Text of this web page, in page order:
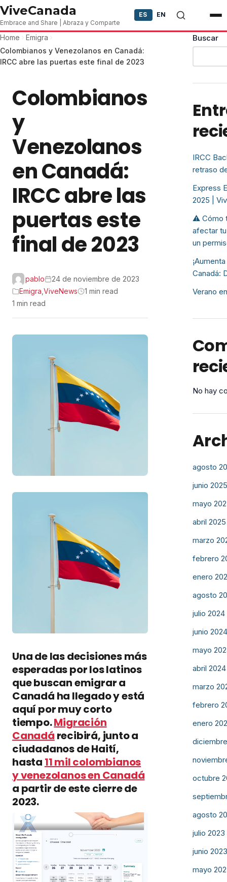
Skip to content
ViveCanada
Embrace and Share | Abraza y Comparte
ES EN
Home
Emigra
Colombianos y Venezolanos en Canadá:
IRCC abre las puertas este final de 2023
Colombianos
y
Venezolanos
en Canadá:
IRCC abre las
puertas este
final de 2023
pablo
24 de noviembre de 2023
Emigra ViveNews
1 min read
1 min read
Una de las decisiones más
esperadas por los latinos
que buscan emigrar a
Canadá ha llegado y está
aquí por muy corto
tiempo.Migración
Canadá recibirá, junto a
ciudadanos de Haití,
hasta 11 mil colombianos
y venezolanos en Canadá
a partir de este cierre de
2023.
Buscar
IRCC
retraso
Express
2025 |
⚠️ Cómo
afectar
un
Canadá:
Verano
No hay
agosto
junio 2025
mayo
abril 2025
marzo
febrero
enero
agosto
julio 2024
junio 2024
mayo
abril 2024
marzo
febrero
enero
octubre
agosto
julio 2023
junio 2023
mayo